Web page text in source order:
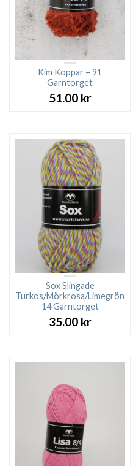
Kim Koppar – 91
Garntorget
51.00 kr
Sox Slingade
Turkos/Mörkrosa/Limegrön
14 Garntorget
35.00 kr